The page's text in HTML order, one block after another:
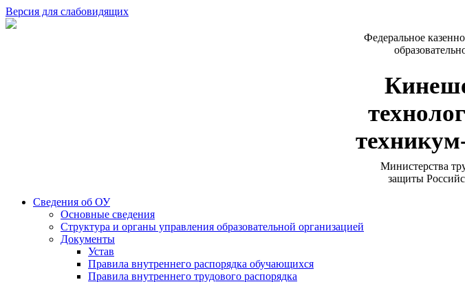
Версия для слабовидящих
Федеральное
Министерства
защиты
Сведения об ОУ
Основные сведения
Структура и органы управления образовательной организацией
Документы
Устав
Правила внутреннего распорядка обучающихся
Правила внутреннего трудового распорядка